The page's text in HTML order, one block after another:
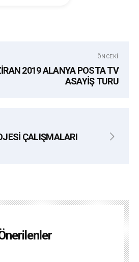
ÖNCEKI
2019 ALANYA POSTA TV
ASAYİŞ TURU
ÇALIŞMALARI